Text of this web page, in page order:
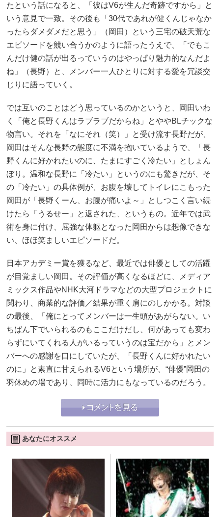
たという話になると、「彼はV6が生んだ奇跡ですから」と
いう意見で一致。その後も「30代であれが健くんじゃなか
ったらダメダメだと思う」（岡田）という三宅の破天荒な
エピソードを競い合うかのように語ったうえで、「でもこ
んだけ健の話が出るっていうのはやっぱり魅力的なんだよ
ね」（長野）と、メンバー一人ひとりに対する愛を冗談交
じりに語っていく。
では互いのことはどう思っているのかというと、岡田いわ
く「俺と長野くんはラブラブだからね」とややBLチックな
物言い。それを「なにそれ（笑）」と受け流す長野だが、
岡田はそんな長野の態度に不満を抱いているようで、「長
野くんに好かれたいのに、たまにすごく冷たい」としょん
ぼり。温和な長野に「冷たい」というのにも驚きだが、そ
の「冷たい」の具体例が、お腹を壊してトイレにこもった
岡田が「長野くーん、お腹が痛いよ～」としつこく言い続
けたら「うるせー」と返された、というもの。近年では武
術を身に付け、屈強な体躯となった岡田からは想像できな
い、ほほ笑ましいエピソードだ。
日本アカデミー賞を獲るなど、最近では俳優としての活躍
が目覚ましい岡田。その評価が高くなるほどに、メディア
ミックス作品やNHK大河ドラマなどの大型プロジェクトに
関わり、商業的な評価／結果が重く肩にのしかかる。対談
の最後、「俺にとってメンバーは一生頭があがらない。い
ちばん下でいられるのもここだけだし、何があっても変わ
らずにいてくれる人がいるっていうのは宝だから」とメン
バーへの感謝を口にしていたが、「長野くんに好かれたい
のに」と素直に甘えられるV6という場所が、“俳優”岡田の
羽休めの場であり、同時に活力にもなっているのだろう。
あなたにオススメ